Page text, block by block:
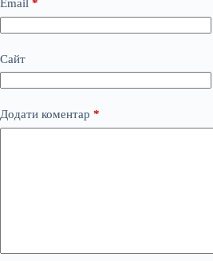
Email *
Сайт
Додати коментар *